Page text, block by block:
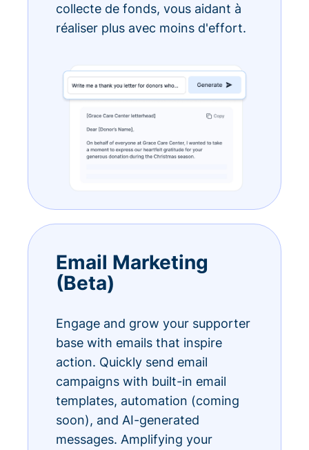
collecte de fonds, vous aidant à
réaliser plus avec moins d'effort.
Email Marketing
(Beta)
Engage and grow your supporter
base with emails that inspire
action. Quickly send email
campaigns with built-in email
templates, automation (coming
soon), and AI-generated
messages. Amplifying your